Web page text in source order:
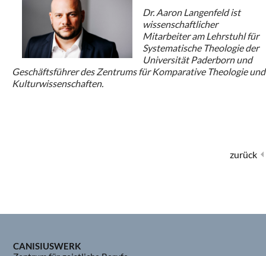
Dr. Aaron Langenfeld ist
wissenschaftlicher
Mitarbeiter am Lehrstuhl für
Systematische Theologie der
Universität Paderborn und
Geschäftsführer des Zentrums für Komparative Theologie und
Kulturwissenschaften.
zurück
CANISIUSWERK